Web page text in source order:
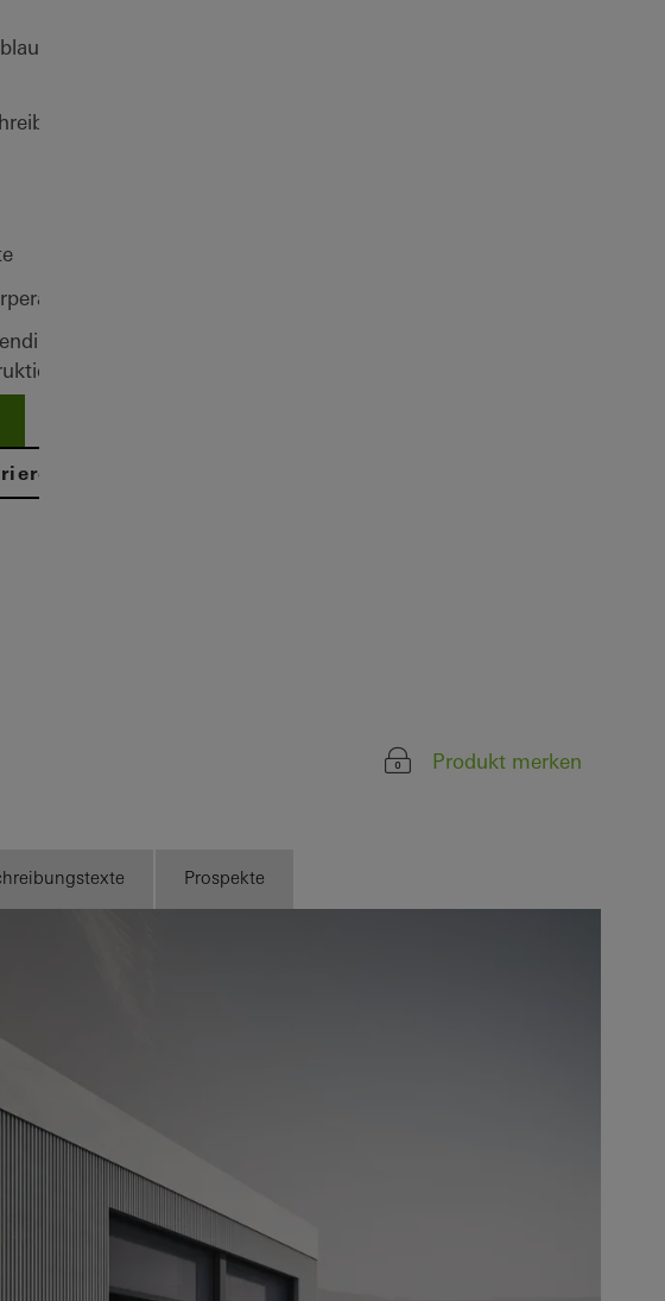
–
Produkt merken
Prospekte